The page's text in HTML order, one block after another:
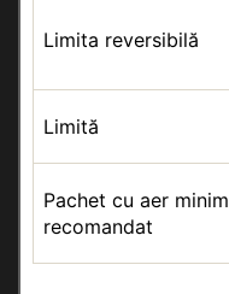
Limita reversibilă
Limită
Pachet cu aer minim
recomandat